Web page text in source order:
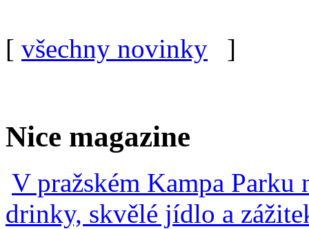
[ všechny novinky ]
Nice magazine
V pražském Kampa Parku
drinky, skvělé jídlo a